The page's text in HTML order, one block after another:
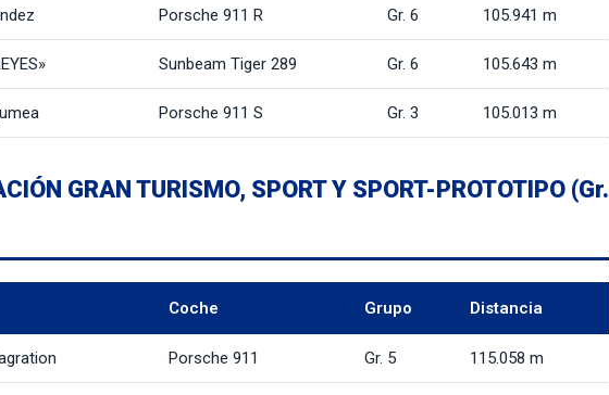
Porsche 911 R Gr. 6 105.941 m
Sunbeam Tiger 289 Gr. 6 105.643 m
Porsche 911 S Gr. 3 105.013 m
GRAN TURISMO, SPORT Y SPORT-PROTOTIPO (Gr.
Coche Grupo Distancia
Porsche 911 Gr. 5 115.058 m